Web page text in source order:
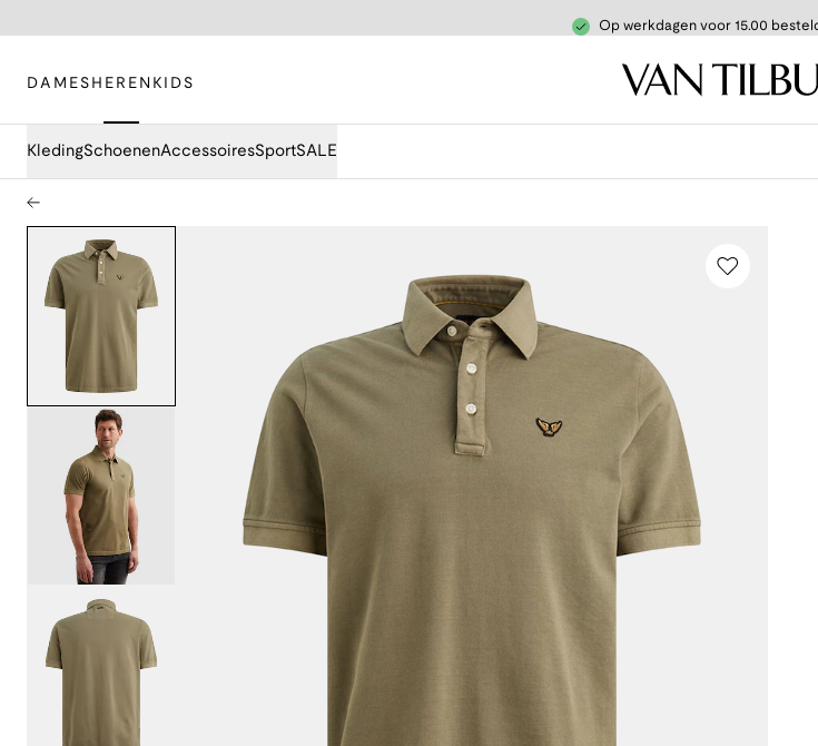
Op werkdagen voor 15.00
DAMES HEREN KIDS
KledingSchoenenAccessoiresSportSALE